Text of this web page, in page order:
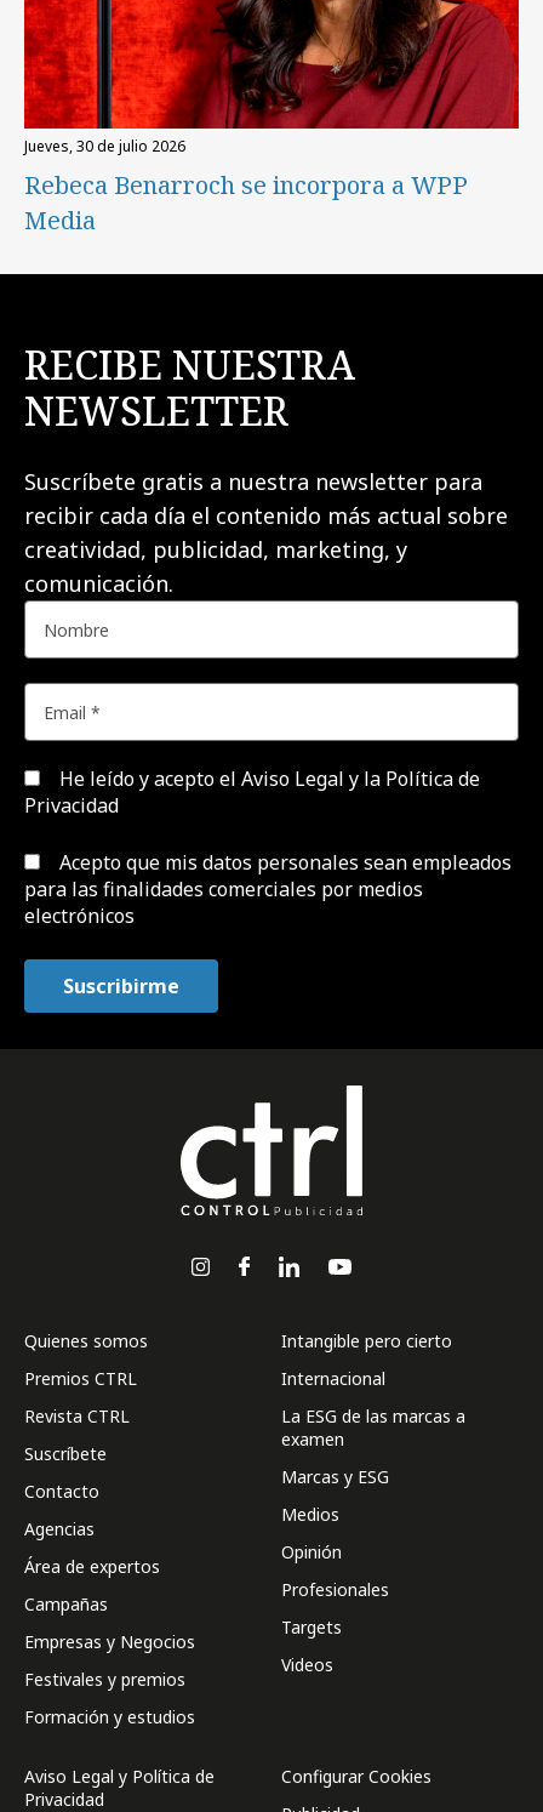
jueves, 30 de julio 2026
Rebeca Benarroch se incorpora a WPP
Media
RECIBE NUESTRA
NEWSLETTER
Suscríbete gratis a nuestra newsletter para
recibir cada día el contenido más actual sobre
creatividad, publicidad, marketing, y
comunicación.
He leído y acepto el Aviso Legal y la Política de
Privacidad
Acepto que mis datos personales sean empleados
para las finalidades comerciales por medios
electrónicos
Quienes somos
Premios CTRL
Revista CTRL
Suscríbete
Contacto
Agencias
Área de expertos
Campañas
Empresas y Negocios
Festivales y premios
Formación y estudios
Intangible pero cierto
Internacional
La ESG de las marcas a
examen
Marcas y ESG
Medios
Opinión
Profesionales
Targets
Videos
Aviso Legal y Política de
Privacidad
Configurar Cookies